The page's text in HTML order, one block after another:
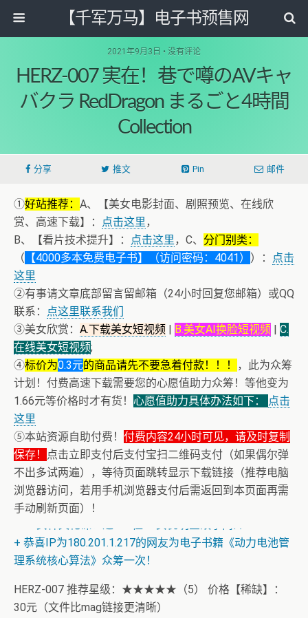
【千军万马】电子书预售网
2021年9月3日 • 没有评论
HERZ-007 実在！巷で噂のAVキャ
バクラ RedDragon まるごと4時間
Collection
分享 推文 Pin 邮件
①好站推荐： A、【美女电影封面、剧照预览、在线欣
赏、高速下载】：
点击这里，
B、【看片技术提升】：
点击这里，C、 分门别类：
（ 【4000多本免费电子书】（访问密码：4041） ）：
点击
这里
②有事请文章底部留言留邮箱（24小时回复您邮箱）或QQ
联系：
点这里联系我们
③美女欣赏： A.下载美女短视频 | B.美女AI换脸短视频 | C.
在线美女短视频;
④标价为0.3元的商品请先不要急着付款！！！
，此为众筹
计划！付费高速下载需要您的心愿值助力众筹！等他变为
1.66元等价格时才有货！ 心愿值助力具体办法如下：
点击
这里
⑤本站资源自助付费！ 付费内容24小时可见，请及时复制
保存！
点击立即支付后支付宝扫二维码支付（如果偶尔弹
不出多试两遍），等待页面跳转显示下载链接（推荐电脑
浏览器访问，若用手机浏览器支付后需返回到本页面再需
手动刷新页面）！
+ AV女神三上悠亚AI换脸小视频
+ 恭喜IP为180.201.1.217的网友为电子书籍《动力电池管
理系统核心算法》众筹一次！
HERZ-007 推荐星级：★★★★★（5） 价格【稀缺】：
30元（文件比mag链接更清晰）